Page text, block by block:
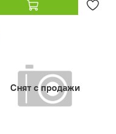
Снят с продажи